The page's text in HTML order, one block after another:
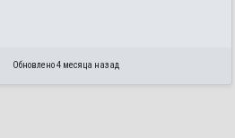
Обновлено 4 месяца назад